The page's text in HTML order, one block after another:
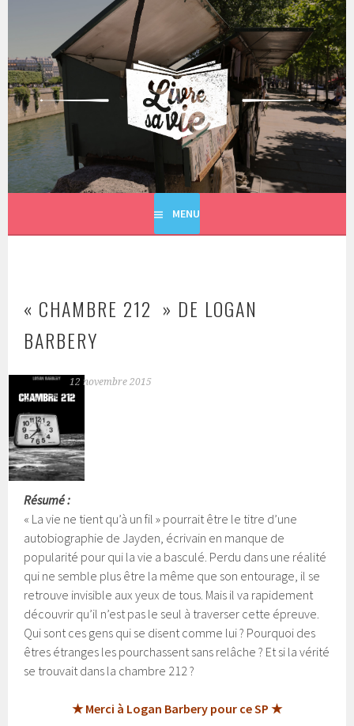
principal
LIVRE SA VIE
MENU
« CHAMBRE 212 » DE LOGAN
BARBERY
12 novembre 2015
Résumé :
« La vie ne tient qu’à un fil » pourrait être le titre d’une
autobiographie de Jayden, écrivain en manque de
popularité pour qui la vie a basculé. Perdu dans une réalité
qui ne semble plus être la même que son entourage, il se
retrouve invisible aux yeux de tous. Mais il va rapidement
découvrir qu’il n’est pas le seul à traverser cette épreuve.
Qui sont ces gens qui se disent comme lui ? Pourquoi des
êtres étranges les pourchassent sans relâche ? Et si la vérité
se trouvait dans la chambre 212 ?
★ Merci à Logan Barbery pour ce SP ★